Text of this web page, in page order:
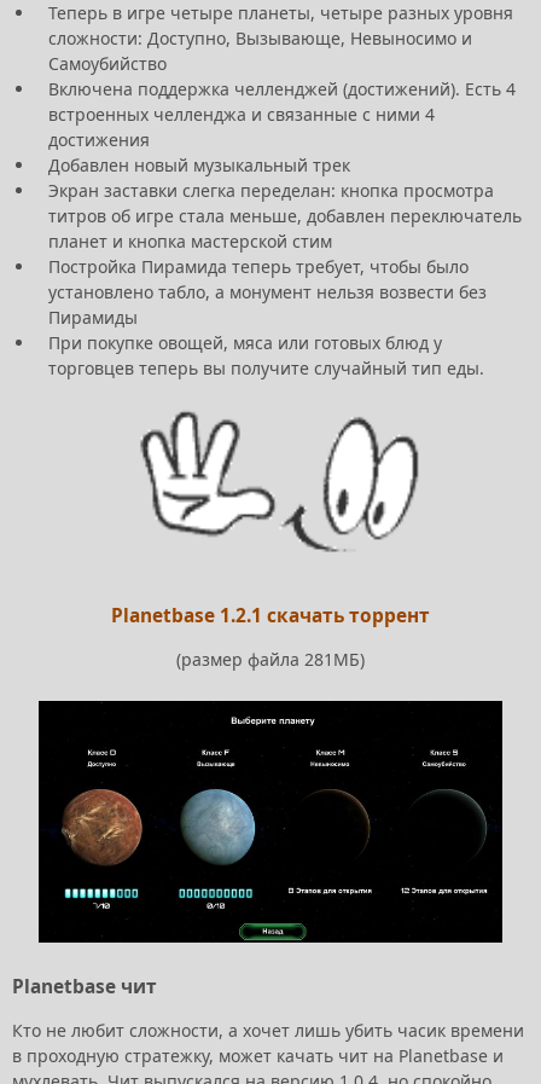
Теперь в игре четыре планеты, четыре разных уровня
сложности: Доступно, Вызывающе, Невыносимо и
Самоубийство
Включена поддержка челленджей (достижений). Есть 4
встроенных челленджа и связанные с ними 4
достижения
Добавлен новый музыкальный трек
Экран заставки слегка переделан: кнопка просмотра
титров об игре стала меньше, добавлен переключатель
планет и кнопка мастерской стим
Постройка Пирамида теперь требует, чтобы было
установлено табло, а монумент нельзя возвести без
Пирамиды
При покупке овощей, мяса или готовых блюд у
торговцев теперь вы получите случайный тип еды.
Planetbase 1.2.1 скачать торрент
(размер файла 281МБ)
Planetbase чит
Кто не любит сложности, а хочет лишь убить часик времени
в проходную стратежку, может качать чит на Planetbase и